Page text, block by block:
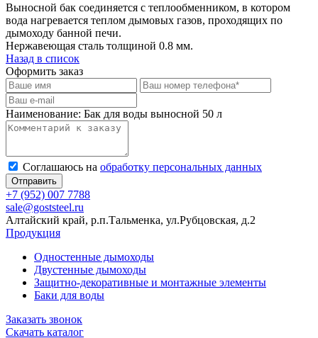
Выносной бак соединяется с теплообменником, в котором
вода нагревается теплом дымовых газов, проходящих по
дымоходу банной печи.
Нержавеющая сталь толщиной 0.8 мм.
Назад в список
Оформить заказ
Наименование: Бак для воды выносной 50 л
Соглашаюсь на обработку персональных данных
Отправить
+7 (952) 007 7788
sale@goststeel.ru
Алтайский край, р.п.Тальменка, ул.Рубцовская, д.2
Продукция
Одностенные дымоходы
Двустенные дымоходы
Защитно-декоративные и монтажные элементы
Баки для воды
Заказать звонок
Скачать каталог